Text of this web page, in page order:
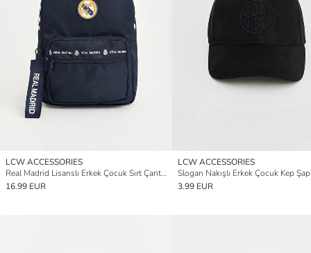
LCW ACCESSORIES
Real Madrid Lisanslı Erkek Çocuk Sırt Çantası
16.99 EUR
LCW ACCESSORIES
Slogan Nakışlı Erkek Çocuk Kep
3.99 EUR